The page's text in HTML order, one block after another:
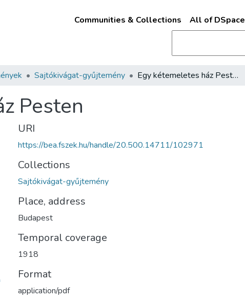
Communities & Collections All of DSpace
Sajtókivágat-gyűjtemény Egy kétemeletes ház Pesten
Pesten
URI
https://bea.fszek.hu/handle/20.500.14711/102971
Collections
Sajtókivágat-gyűjtemény
Place, address
Budapest
Temporal coverage
1918
Format
application/pdf